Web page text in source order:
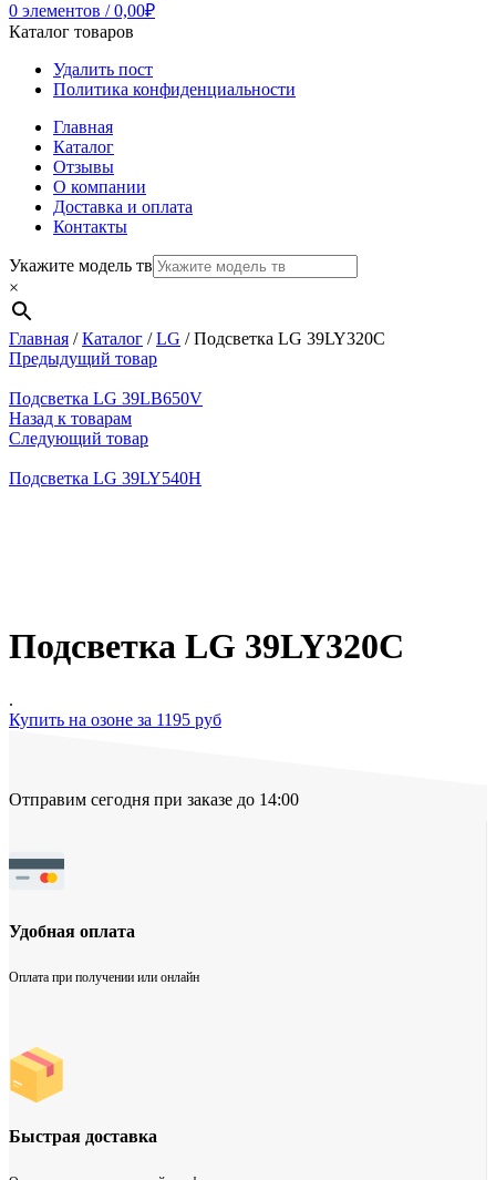
0 элементов / 0,00₽
Каталог товаров
Удалить пост
Политика конфиденциальности
Главная
Каталог
Отзывы
О компании
Доставка и оплата
Контакты
Укажите модель тв
×
Главная /Каталог /LG /Подсветка LG 39LY320C
Предыдущий товар
Подсветка LG 39LB650V
Назад к товарам
Следующий товар
Подсветка LG 39LY540H
Подсветка LG 39LY320C
.
Купить на озоне за 1195 руб
Отправим сегодня при заказе до 14:00
Удобная оплата
Оплата при получении или онлайн
Быстрая доставка